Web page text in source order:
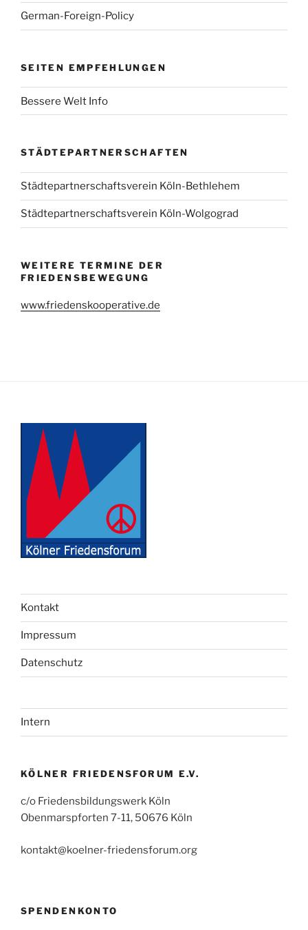
German-Foreign-Policy
SEITEN EMPFEHLUNGEN
Bessere Welt Info
STÄDTEPARTNERSCHAFTEN
Städtepartnerschaftsverein Köln-Bethlehem
Städtepartnerschaftsverein Köln-Wolgograd
WEITERE TERMINE DER
FRIEDENSBEWEGUNG
www.friedenskooperative.de
Kontakt
Impressum
Datenschutz
Intern
KÖLNER FRIEDENSFORUM E.V.
c/o Friedensbildungswerk Köln
Obenmarspforten 7-11, 50676 Köln
kontakt@koelner-friedensforum.org
SPENDENKONTO